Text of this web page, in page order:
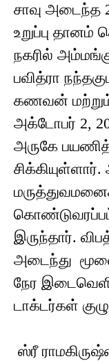
சாவு
உறுப்பு தானம்
நகரில்
பவித்ரா
கணவன் மற்றும்
அக்டோபர் 2,
அருகே
இருந்தார்.
அடைந்து
நேர
டாக்டர்கள்
ஸ்ரீ